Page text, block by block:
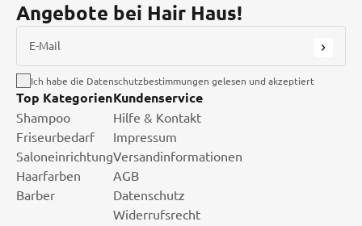
Angebote bei Hair Haus!
E-Mail
Ich habe die Datenschutzbestimmungen gelesen und akzeptiert
Top Kategorien
Shampoo
Friseurbedarf
Saloneinrichtung
Haarfarben
Barber
Kundenservice
Hilfe & Kontakt
Impressum
Versandinformationen
AGB
Datenschutz
Widerrufsrecht